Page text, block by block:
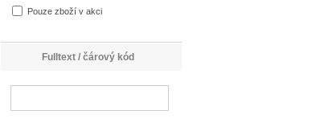
Pouze zboží v akci
Fulltext / čárový kód